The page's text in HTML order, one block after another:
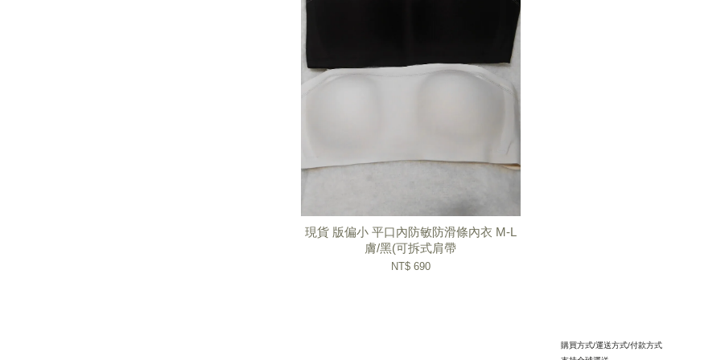
現貨 版偏小 平口內防敏防滑條內衣 M-L
膚/黑(可拆式肩帶
NT$ 690
購買方式/運送方式/付款方式